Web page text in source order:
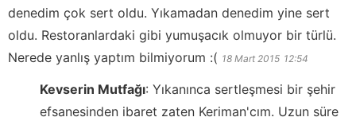
denedim çok sert oldu. Yıkamadan denedim yine sert
oldu. Restoranlardaki gibi yumuşacık olmuyor bir türlü.
Nerede yanlış yaptım bilmiyorum :( 18 Mart 2015 12:54
Kevserin Mutfağı: Yıkanınca sertleşmesi bir şehir
efsanesinden ibaret zaten Keriman'cım. Uzun süre